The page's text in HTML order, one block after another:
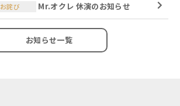
お詫び Mr.オクレ 休演のお知らせ
お知らせ一覧